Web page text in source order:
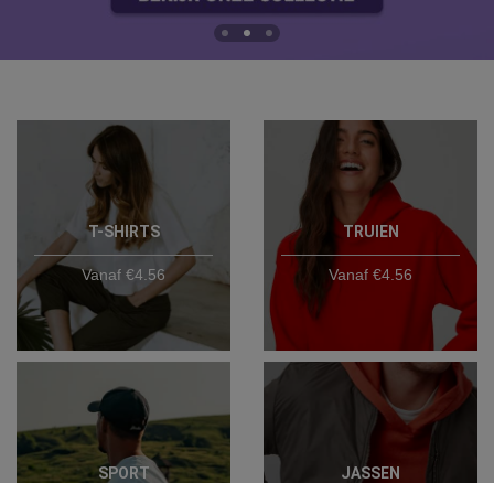
T-SHIRTS
Vanaf €4.56
TRUIEN
Vanaf €4.56
SPORT JASSEN